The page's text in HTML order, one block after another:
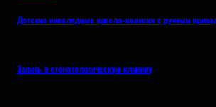
Детские инвалидные кресла-коляски с ручным
Запись в стоматологическую клинику